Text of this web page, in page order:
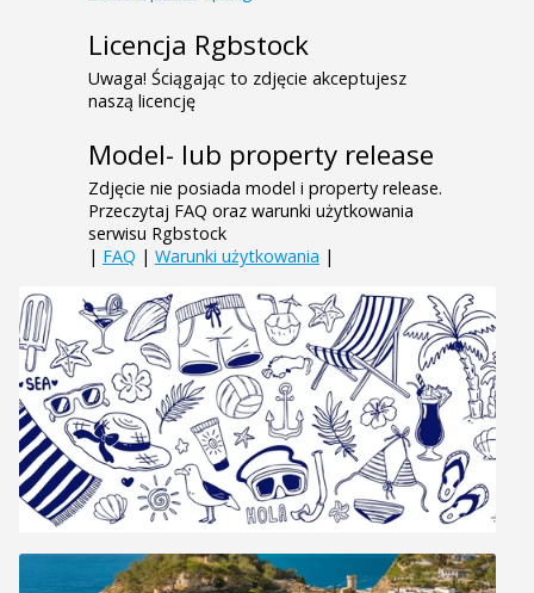
Licencja Rgbstock
Uwaga! Ściągając to zdjęcie akceptujesz
naszą licencję
Model- lub property release
Zdjęcie nie posiada model i property release.
Przeczytaj FAQ oraz warunki użytkowania
serwisu Rgbstock
| FAQ | Warunki użytkowania |